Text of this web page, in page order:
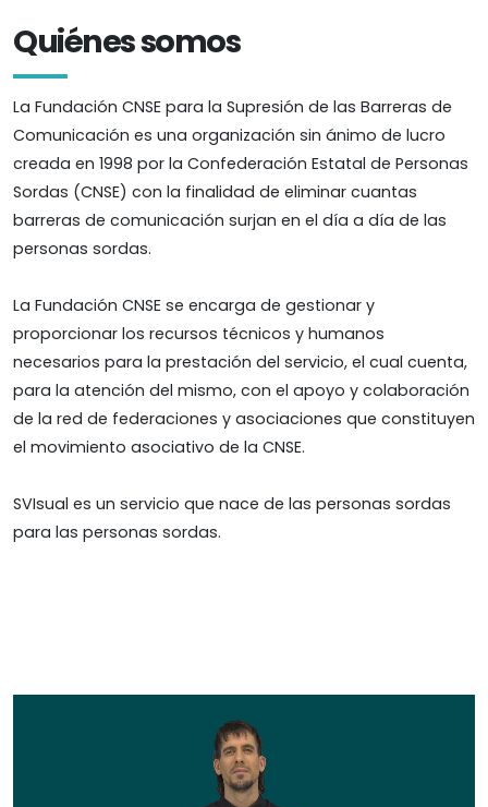
Quiénes somos
La Fundación CNSE para la Supresión de las Barreras de
Comunicación es una organización sin ánimo de lucro
creada en 1998 por la Confederación Estatal de Personas
Sordas (CNSE) con la finalidad de eliminar cuantas
barreras de comunicación surjan en el día a día de las
personas sordas.
La Fundación CNSE se encarga de gestionar y
proporcionar los recursos técnicos y humanos
necesarios para la prestación del servicio, el cual cuenta,
para la atención del mismo, con el apoyo y colaboración
de la red de federaciones y asociaciones que constituyen
el movimiento asociativo de la CNSE.
SVIsual es un servicio que nace de las personas sordas
para las personas sordas.